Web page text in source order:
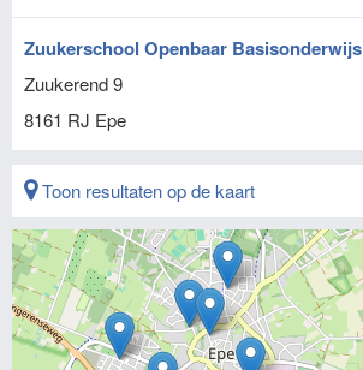
Zuukerschool Openbaar Basisonderwijs
Zuukerend 9
8161 RJ Epe
Toon resultaten op de kaart